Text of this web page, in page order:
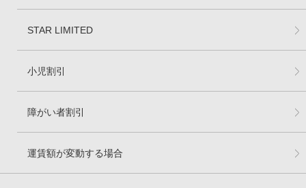
STAR LIMITED
小児割引
障がい者割引
運賃額が変動する場合